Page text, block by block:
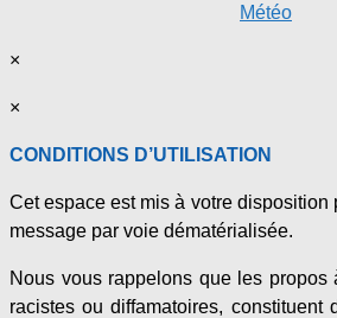
Météo
×
×
CONDITIONS D’UTILISATION
Cet espace est mis à votre disposition
message par voie dématérialisée.
Nous vous rappelons que les propos
racistes ou diffamatoires, constituent